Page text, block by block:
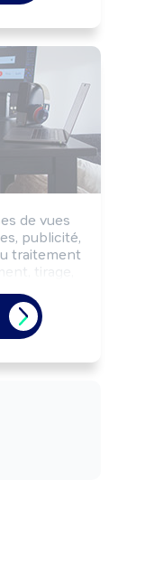
de vues
publicité,
traitement
tirage,
des
...).
vente et